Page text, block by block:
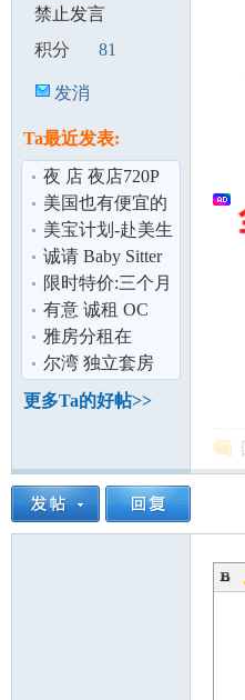
论
禁止发言
积分
81
发消
Ta最近发表:
夜 店 夜店720P
Youtube 徐峥 李
小璐 以及
美国也有便宜的
泡奶神器拉 ！
(恒温调奶器)
美宝计划-赴美生
子的选择
诚请 Baby Sitter
帮助照顾小孩
限时特价:三个月
全包1.9万美金起
真正直营
有意 诚租 OC
(小)办公室 或
(小)仓库
雅房分租在
Irvine(尔湾)
尔湾 独立套房
独立进出 Master
Room for R
更多Ta的好帖>>